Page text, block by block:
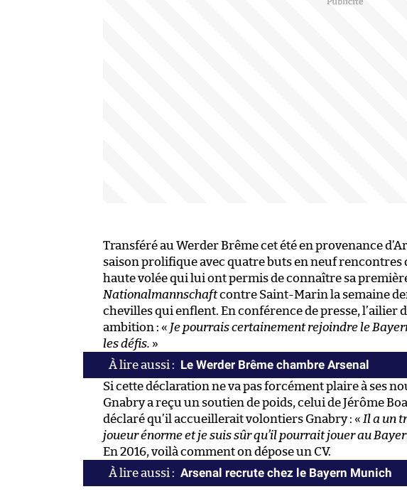
Transféré au Werder Brême cet été en provenance
saison prolifique avec quatre buts en neuf rencontres
haute volée qui lui ont permis de connaître sa
Nationalmannschaftcontre Saint-Marin la semaine
chevilles qui enflent. En conférence de presse, l’ailier
ambition : « Je pourrais certainement rejoindre le
les défis. »
Le Werder Brême chambre Arsenal
Si cette déclaration ne va pas forcément plaire à ses
Gnabry a reçu un soutien de poids, celui de Jérôme
déclaré qu’il accueillerait volontiers Gnabry : « Il a un
joueur énorme et je suis sûr qu’il pourrait jouer au
En 2016, voilà comment on dépose un CV.
Arsenal recrute chez le Bayern Munich